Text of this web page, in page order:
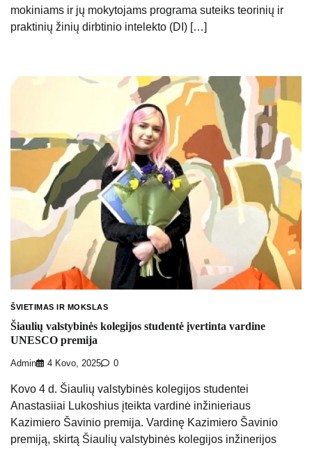
mokiniams ir jų mokytojams programa suteiks teorinių ir
praktinių žinių dirbtinio intelekto (DI) […]
ŠVIETIMAS IR MOKSLAS
Šiaulių valstybinės kolegijos studentė įvertinta vardine
UNESCO premija
Admin 4 Kovo, 2025 0
Kovo 4 d. Šiaulių valstybinės kolegijos studentei
Anastasiiai Lukoshius įteikta vardinė inžinieriaus
Kazimiero Šavinio premija. Vardinę Kazimiero Šavinio
premiją, skirtą Šiaulių valstybinės kolegijos inžinerijos